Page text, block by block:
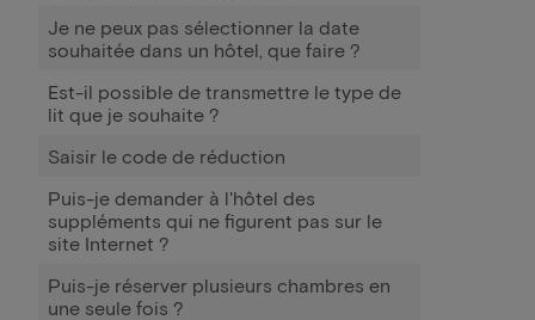
Je ne peux pas sélectionner la date
souhaitée dans un hôtel, que faire ?
Est-il possible de transmettre le type de
lit que je souhaite ?
Saisir le code de réduction
Puis-je demander à l'hôtel des
suppléments qui ne figurent pas sur le
site Internet ?
Puis-je réserver plusieurs chambres en
une seule fois ?